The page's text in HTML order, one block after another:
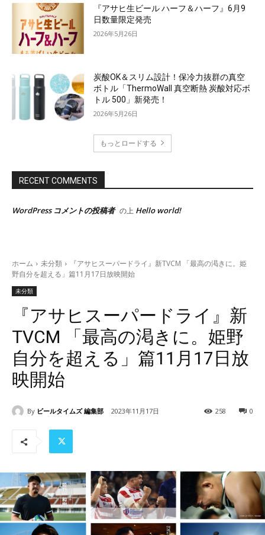
『アサヒ生ビール ハーフ＆ハーフ』6月9
日数量限定発売
2026年5月26日
炭酸OK＆スリム設計！保冷力抜群の真空
ボトル「ThermoWall 真空断熱 炭酸対応ボ
トル 500」新発売！
2026年5月26日
もっとロードする
RECENT COMMENTS
WordPress コメントの投稿者 の上 Hello world!